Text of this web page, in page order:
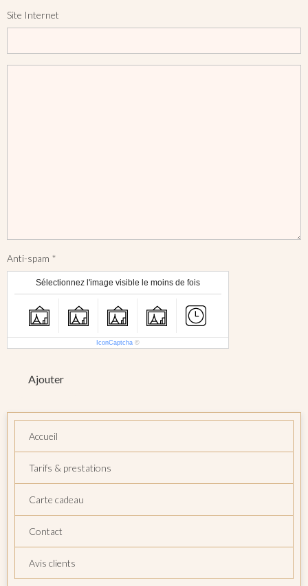
Site Internet
Anti-spam
Sélectionnez l'image visible le moins de fois
IconCaptcha ©
Ajouter
Accueil
Tarifs & prestations
Carte cadeau
Contact
Avis clients